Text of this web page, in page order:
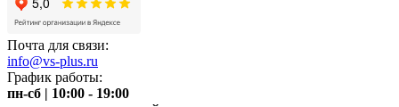
Почта для связи:
info@vs-plus.ru
График работы:
пн-сб | 10:00 - 19:00